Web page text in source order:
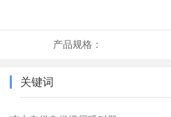
产品规格：
关键词